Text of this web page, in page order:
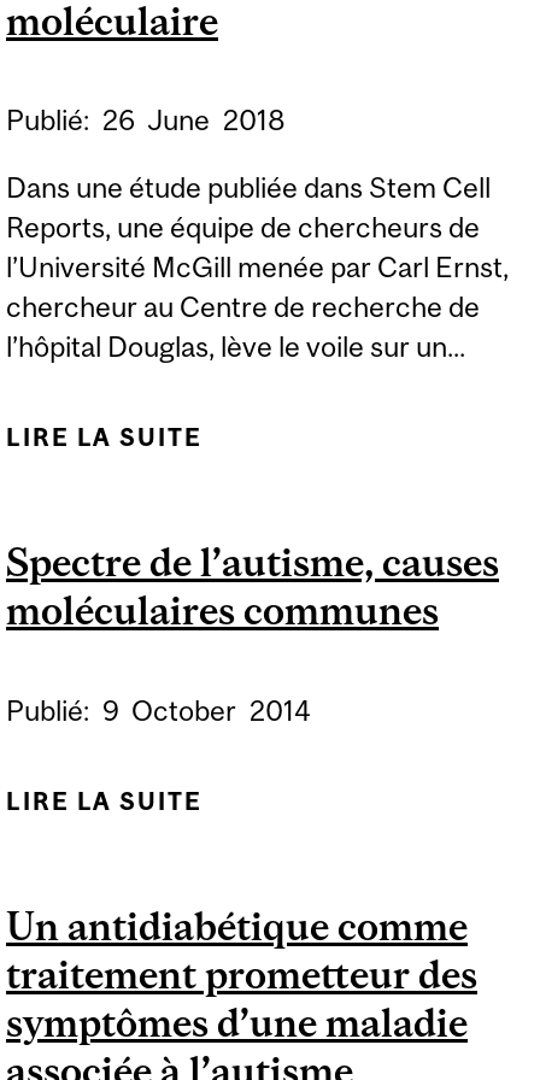
moléculaire
Publié: 26 June 2018
Dans une étude publiée dans Stem Cell
Reports, une équipe de chercheurs de
l’Université McGill menée par Carl Ernst,
chercheur au Centre de recherche de
l’hôpital Douglas, lève le voile sur un...
LIRE LA SUITE
IDENTIFIENT UN
NOUVEAU MÉCANISME
Spectre de l’autisme, causes
moléculaires communes
Publié: 9 October 2014
LIRE LA SUITE
COMMUNES
Un antidiabétique comme
traitement prometteur des
symptômes d’une maladie
associée à l’autisme